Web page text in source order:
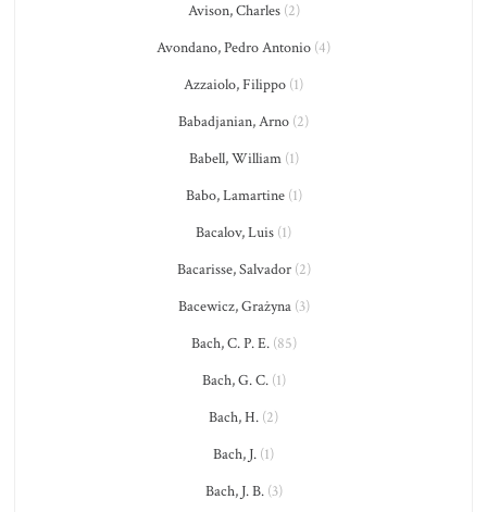
Avison, Charles(2)
Avondano, Pedro Antonio (4)
Azzaiolo, Filippo (1)
Babadjanian, Arno (2)
Babell, William(1)
Babo, Lamartine(1)
Bacalov, Luis (1)
Bacarisse, Salvador(2)
Bacewicz, Grażyna(3)
Bach, C. P. E.(85)
Bach, G. C.(1)
Bach, H. (2)
Bach, J. (1)
Bach, J. B.(3)